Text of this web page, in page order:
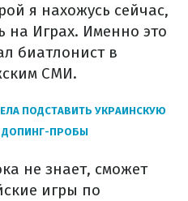
я нахожусь сейчас,
на Играх. Именно это
биатлонист в
СМИ.
ПОДСТАВИТЬ УКРАИНСКУЮ
ПРОБЫ
не знает, сможет
игры по